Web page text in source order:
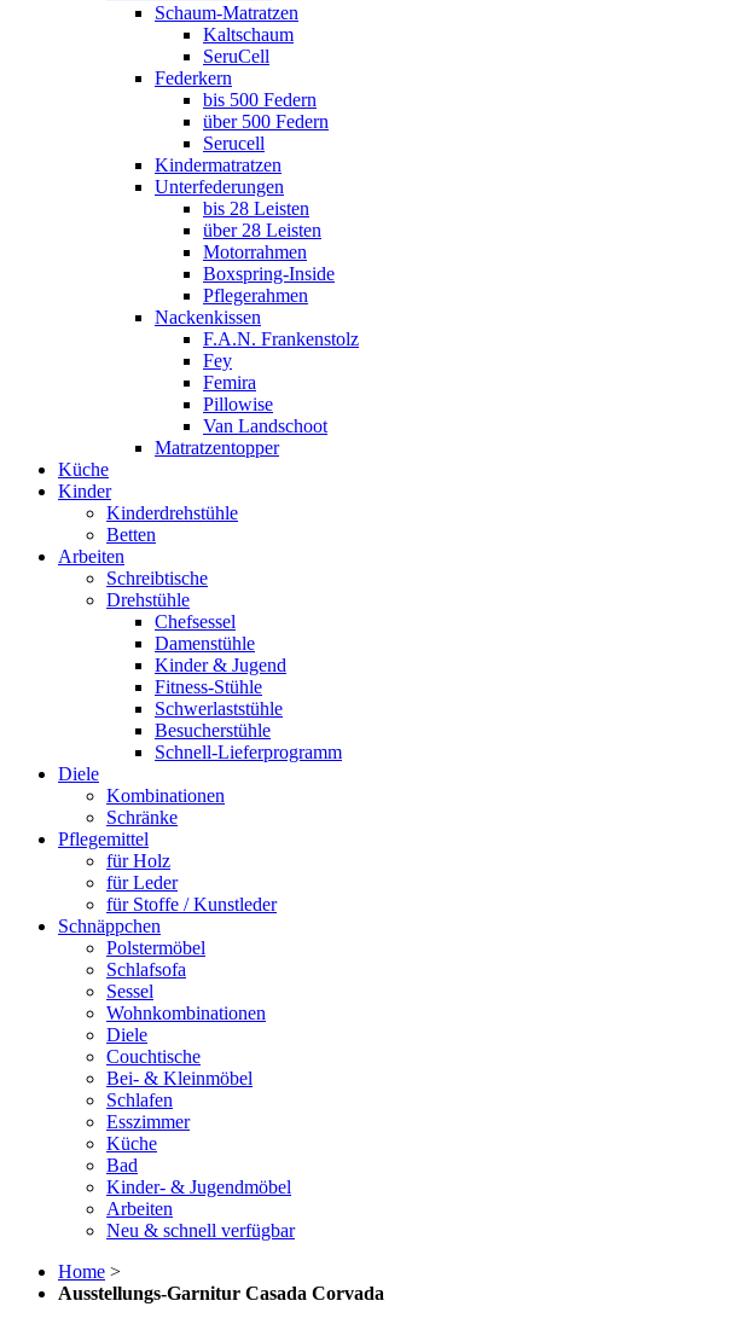
Schaum-Matratzen
Kaltschaum
SeruCell
Federkern
bis 500 Federn
über 500 Federn
Serucell
Kindermatratzen
Unterfederungen
bis 28 Leisten
über 28 Leisten
Motorrahmen
Boxspring-Inside
Pflegerahmen
Nackenkissen
F.A.N. Frankenstolz
Fey
Femira
Pillowise
Van Landschoot
Matratzentopper
Küche
Kinder
Kinderdrehstühle
Betten
Arbeiten
Schreibtische
Drehstühle
Chefsessel
Damenstühle
Kinder & Jugend
Fitness-Stühle
Schwerlaststühle
Besucherstühle
Schnell-Lieferprogramm
Diele
Kombinationen
Schränke
Pflegemittel
für Holz
für Leder
für Stoffe / Kunstleder
Schnäppchen
Polstermöbel
Schlafsofa
Sessel
Wohnkombinationen
Diele
Couchtische
Bei- & Kleinmöbel
Schlafen
Esszimmer
Küche
Bad
Kinder- & Jugendmöbel
Arbeiten
Neu & schnell verfügbar
Home >
Ausstellungs-Garnitur Casada Corvada